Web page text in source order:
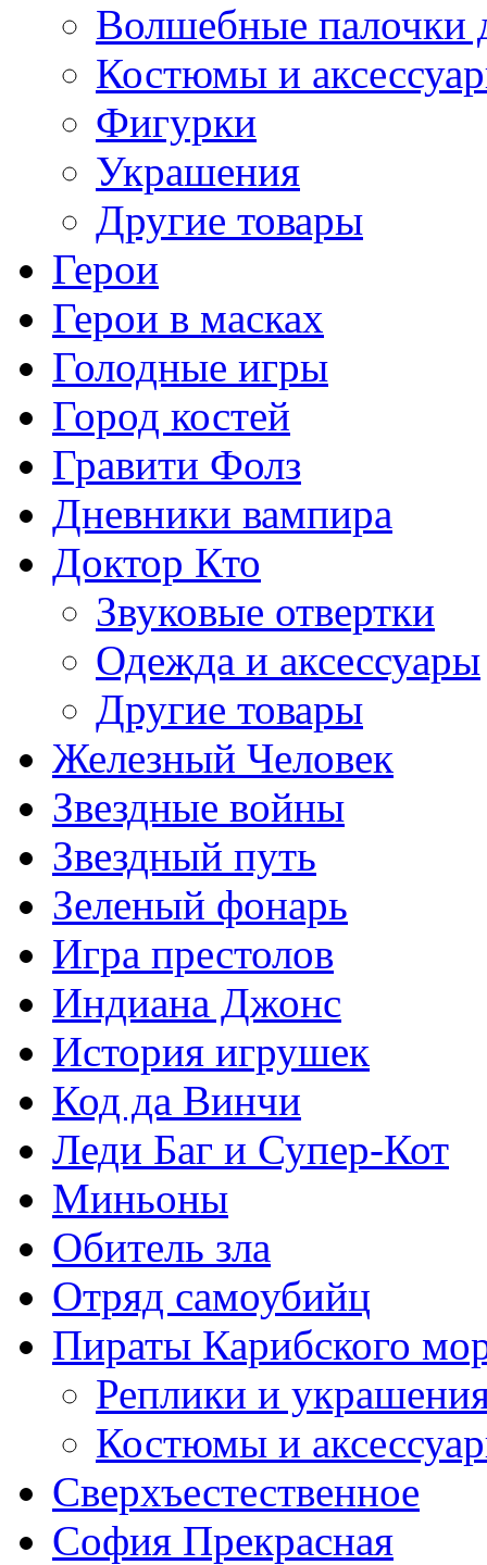
Волшебные палочки
Костюмы и
Фигурки
Украшения
Другие товары
Герои
Герои в масках
Голодные игры
Город костей
Гравити Фолз
Дневники вампира
Доктор Кто
Звуковые отвертки
Одежда и аксессуары
Другие товары
Железный Человек
Звездные войны
Звездный путь
Зеленый фонарь
Игра престолов
Индиана Джонс
История игрушек
Код да Винчи
Леди Баг и Супер-Кот
Миньоны
Обитель зла
Отряд самоубийц
Пираты Карибского
Реплики и
Костюмы и
Сверхъестественное
София Прекрасная